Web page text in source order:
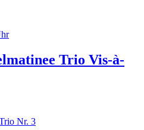
Trio Vis-à-
Nr. 3